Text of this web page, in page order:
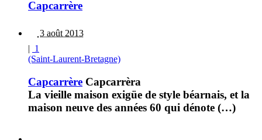
Capcarrère
3 août 2013
| 1
(Saint-Laurent-Bretagne)
Capcarrère Capcarrèra
La vieille maison exigüe de style béarnais, et la
maison neuve des années 60 qui dénote (…)